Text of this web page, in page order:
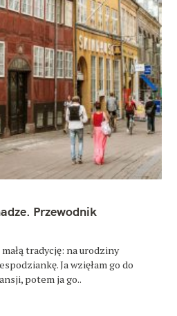
Przewodnik
tradycję: na urodziny
Ja wzięłam go do
potem ja go..